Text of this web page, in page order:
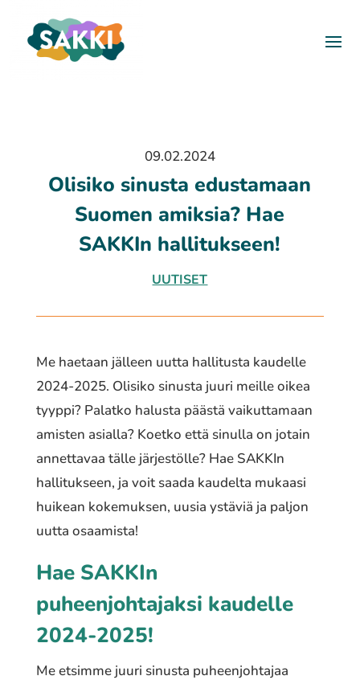
09.02.2024
Olisiko sinusta edustamaan
Suomen amiksia? Hae
SAKKIn hallitukseen!
UUTISET
Me haetaan jälleen uutta hallitusta kaudelle
2024-2025. Olisiko sinusta juuri meille oikea
tyyppi? Palatko halusta päästä vaikuttamaan
amisten asialla? Koetko että sinulla on jotain
annettavaa tälle järjestölle? Hae SAKKIn
hallitukseen, ja voit saada kaudelta mukaasi
huikean kokemuksen, uusia ystäviä ja paljon
uutta osaamista!
Hae SAKKIn
puheenjohtajaksi kaudelle
2024-2025!
Me etsimme juuri sinusta puheenjohtajaa